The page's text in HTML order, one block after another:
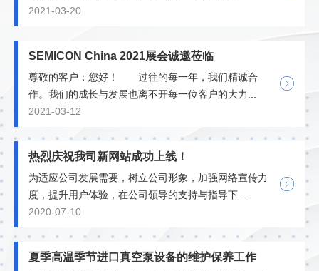
2021-03-20
SEMICON China 2021展会诚邀莅临
尊敬的客户：您好！ 过往的每一年，我们精诚合
作。我们的成长与发展也离不开每一位客户的大力...
2021-03-12
热烈庆祝我司新网站成功上线！
为适应公司发展需要，树立公司形象，加强网络宣传力
度，提升用户体验，在公司领导的支持与指导下...
2020-07-10
夏季高温季节进口真空泵设备的维护保养工作